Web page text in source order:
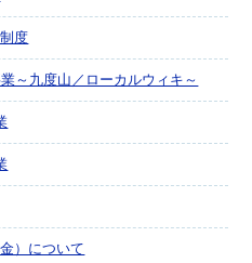
度
～­九度山／ロ­ーカルウィ­キ～
）について